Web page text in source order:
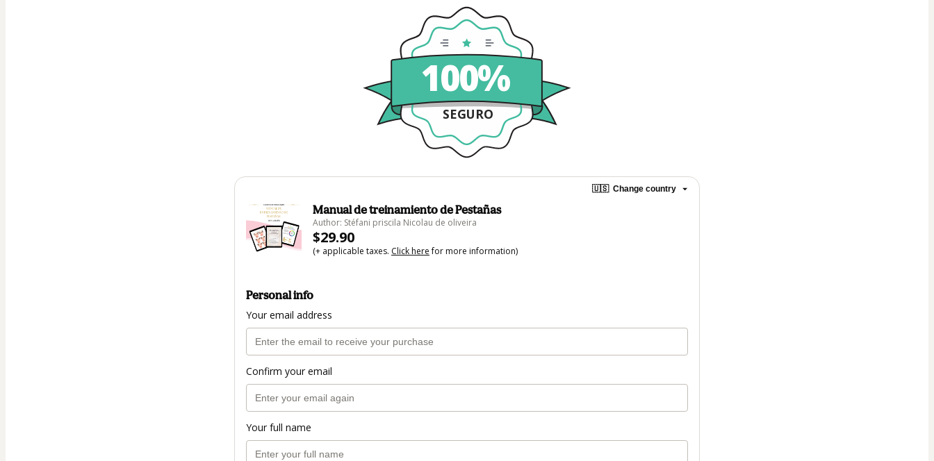
100%
SEGURO
🇺🇸 Change country
Manual de treinamiento de Pestañas
Author: Stéfani priscila Nicolau de oliveira
$29.90
(+ applicable taxes. Click herefor more information)
Personal info
Your email address
Confirm your email
Your full name